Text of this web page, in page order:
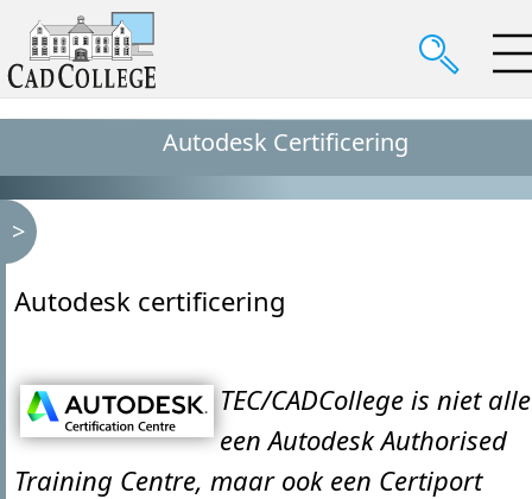
Autodesk Certificering
Autodesk certificering
TEC/CADCollege is niet
een Autodesk Authorised
Training Centre, maar ook een Certiport